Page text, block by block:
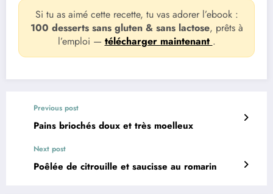
Si tu as aimé cette recette, tu vas adorer l’ebook :
100 desserts sans gluten & sans lactose, prêts à
l’emploi — télécharger maintenant .
Previous post
Pains briochés doux et très moelleux
Next post
Poêlée de citrouille et saucisse au romarin